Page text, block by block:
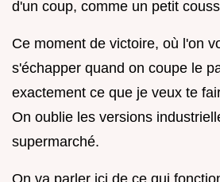
d'un coup, comme un petit
Ce moment de victoire, où l'on
s'échapper quand on coupe le
exactement ce que je veux te
On oublie les versions
supermarché.
On va parler ici de ce qui